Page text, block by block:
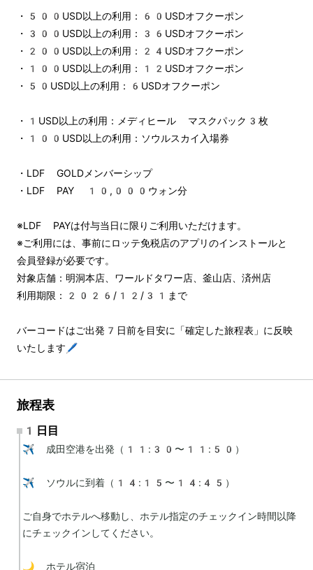
・500USD以上の利用：60USDオフクーポン
・300USD以上の利用：36USDオフクーポン
・200USD以上の利用：24USDオフクーポン
・100USD以上の利用：12USDオフクーポン
・50USD以上の利用：6USDオフクーポン
・1USD以上の利用：メディヒール マスクパック3枚
・100USD以上の利用：ソウルスカイ入場券
・LDF GOLDメンバーシップ
・LDF PAY 10,000ウォン分
※LDF PAYは付与当日に限りご利用いただけます。
※ご利用には、事前にロッテ免税店のアプリのインストールと
会員登録が必要です。
対象店舗：明洞本店、ワールドタワー店、釜山店、済州店
利用期限：2026/12/31まで
バーコードはご出発7日前を目安に「確定した旅程表」に反映
いたします🖊️
旅程表
1日目
✈️ 成田空港を出発（11:30〜11:50）
✈️ ソウルに到着（14:15〜14:45）
ご自身でホテルへ移動し、ホテル指定のチェックイン時間以降
にチェックインしてください。
🌙 ホテル宿泊